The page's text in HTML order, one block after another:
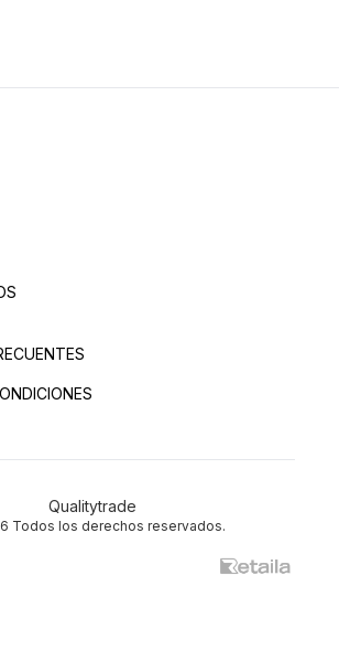
Qualitytrade
Todos los derechos reservados.